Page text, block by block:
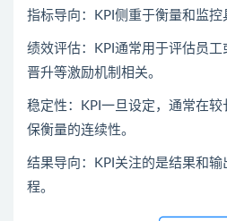
指标导向：KPI侧重于衡量和监控
绩效评估：KPI通常用于评估员工
晋升等激励机制相关。
稳定性：KPI一旦设定，通常在
保衡量的连续性。
结果导向：KPI关注的是结果和
程。